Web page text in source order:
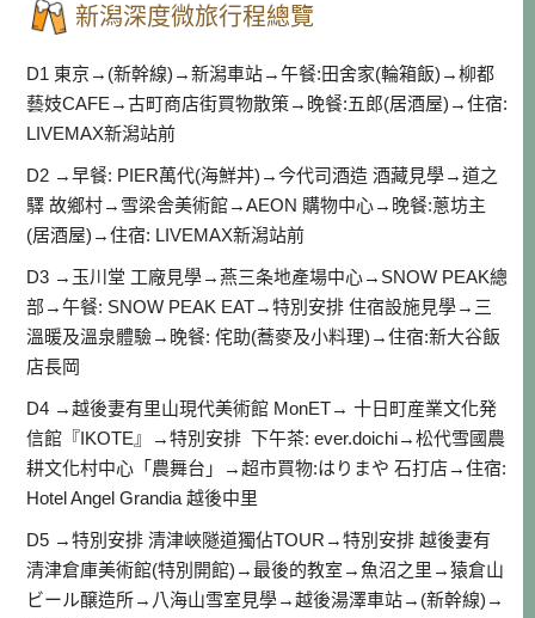
新潟深度微旅行程總覽
D1 東京→(新幹線)→新潟車站→午餐:田舍家(輪箱飯)→柳都
藝妓CAFE→古町商店街買物散策→晚餐:五郎(居酒屋)→住宿:
LIVEMAX新潟站前
D2 →早餐: PIER萬代(海鮮丼)→今代司酒造 酒藏見學→道之
驛 故鄉村→雪梁舎美術館→AEON 購物中心→晚餐:蔥坊主
(居酒屋)→住宿: LIVEMAX新潟站前
D3 →玉川堂 工廠見學→燕三条地產場中心→SNOW PEAK總
部→午餐: SNOW PEAK EAT→特別安排 住宿設施見學→三
溫暖及溫泉體驗→晚餐: 侘助(蕎麥及小料理)→住宿:新大谷飯
店長岡
D4 →越後妻有里山現代美術館 MonET→ 十日町産業文化発
信館『IKOTE』→特別安排 下午茶: ever.doichi→松代雪國農
耕文化村中心「農舞台」→超市買物:はりまや 石打店→住宿:
Hotel Angel Grandia 越後中里
D5 →特別安排 清津峽隧道獨佔TOUR→特別安排 越後妻有
清津倉庫美術館(特別開館)→最後的教室→魚沼之里→猿倉山
ビール醸造所→八海山雪室見學→越後湯澤車站→(新幹線)→